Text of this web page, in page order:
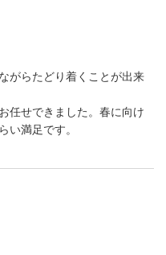
がらたどり着くことが出来
任せできました。春に向け
い満足です。